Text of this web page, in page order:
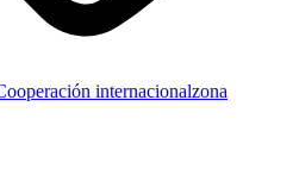
internacionalzona